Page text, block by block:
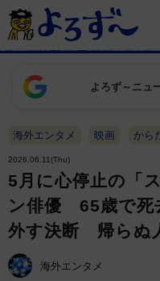
よろず～ニュ
海外エンタメ 映画 から
2026.06.11(Thu)
5月に心停止の「
ン俳優 65歳で
外す決断 帰らぬ
海外エンタメ